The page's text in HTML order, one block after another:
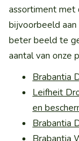
assortiment met
bijvoorbeeld
beter beeld te
aantal van onze
Brabantia
Leifheit
en
Brabantia
Brabantia